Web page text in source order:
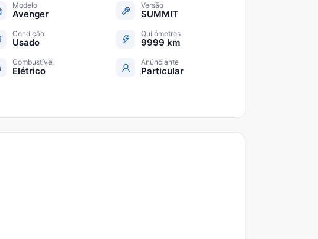
Modelo
Avenger
Versão
SUMMIT
Condição
Usado
Quilómetros
9999 km
Combustível
Elétrico
Anúnciante
Particular